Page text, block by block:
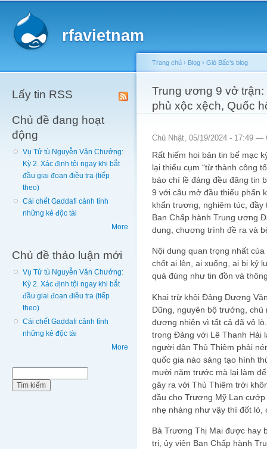
rfavietnam
Lấy tin RSS
Chủ đề đang hoạt
động
Vụ Tử tù Nguyễn Văn Chưởng:
Kỳ 2. Xác định tội ngay khi bắt
đầu giai đoạn điều tra (tiếp
theo)
Cái chết Gaddafi cảnh tỉnh
những kẻ độc tài
More
Chủ đề thảo luận mới
Vụ Tử tù Nguyễn Văn Chưởng:
Kỳ 2. Xác định tội ngay khi bắt
đầu giai đoạn điều tra (tiếp
theo)
Cái chết Gaddafi cảnh tỉnh
những kẻ độc tài
More
You are here
Trang chủ › Blog › Gió Bấc's blog
Trung ương 9 vở
phủ xộc xệch, Quốc
Chủ Nhật, 05/19/2024 - 17:49 —
Rất hiếm hoi bản tin bế mạc
lại thiếu cụm “từ thành công
báo chí lề đảng đều đăng tin
9 với câu mở đầu thiếu phấn
khẩn trương, nghiêm túc,
Ban Chấp hành Trung ương
dung, chương trình đề ra và
Nội dung quan trọng nhất
chốt ai lên, ai xuống, ai bị kỷ
quả đúng như tin đồn và
Khai trừ khỏi Đảng Dương
Dũng, nguyên bộ trưởng,
đương nhiên vì tất cả đã vô
trong Đảng với Lê Thanh Hải
người dân Thủ Thiêm phải
quốc gia nào sáng tạo hình
mười năm trước mà lại làm
gây ra với Thủ Thiêm trời
đầu cho Trương Mỹ Lan
nhẹ nhàng như vậy thì đốt lò,
Bà Trương Thị Mai được hay
trị, ủy viên Ban Chấp hành